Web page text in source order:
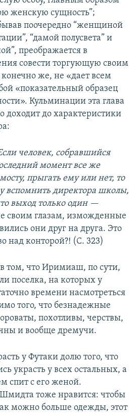
женскую сущность”;
поочередно “женщиной
“дамой полусвета” и
преображается в
совести торгующую своим
же, не «дает всем
«показательный образец
Кульминации эта глава
доходит до характеристики
человек, собравшийся
момент все же
прыгать ему или нет, то
вспомнить директора школы,
выход только один —
своим глазам, изможденные
они друг на друга. Это
над конторой?! (C. 323)
том, что Иримиаш, по сути,
поселка, на которых у
времени насмотреться
того, что безнадежные
похотливы, черствы,
и вообще дремучи.
у Футаки долю того, что
украсть у всех остальных, а
спит с его женой.
тоже нравится: чтобы
можно больше одежды, этот